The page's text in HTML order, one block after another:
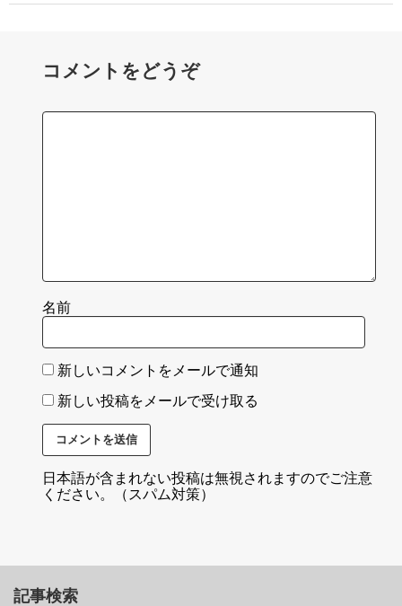
コメントをどうぞ
名前
新しいコメントをメールで通知
新しい投稿をメールで受け取る
日本語が含まれない投稿は無視されますのでご注意
ください。（スパム対策）
記事検索